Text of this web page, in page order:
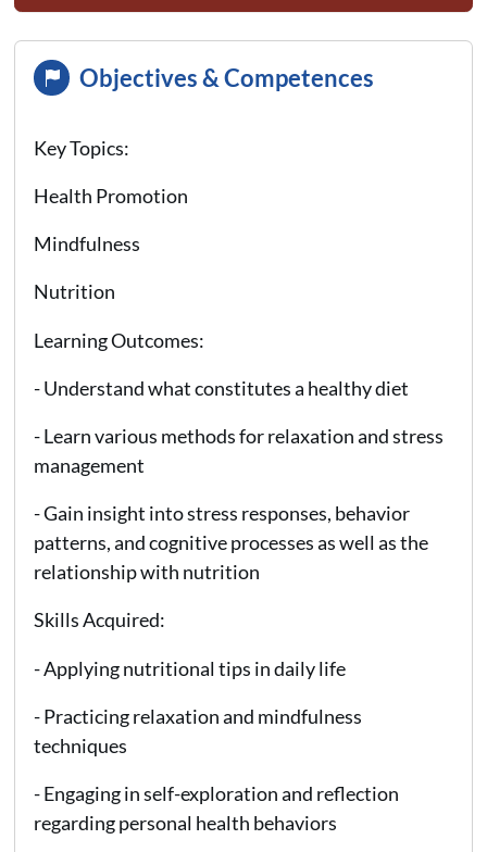
Objectives & Competences
Key Topics:
Health Promotion
Mindfulness
Nutrition
Learning Outcomes:
- Understand what constitutes a healthy diet
- Learn various methods for relaxation and stress
management
- Gain insight into stress responses, behavior
patterns, and cognitive processes as well as the
relationship with nutrition
Skills Acquired:
- Applying nutritional tips in daily life
- Practicing relaxation and mindfulness
techniques
- Engaging in self-exploration and reflection
regarding personal health behaviors